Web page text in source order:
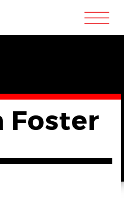
m
Foster